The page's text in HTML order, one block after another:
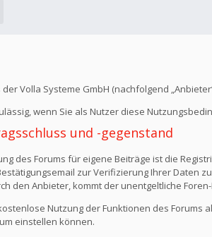
Volla Systeme GmbH (nachfolgend
wenn Sie als Nutzer diese
und -gegenstand
des Forums für eigene Beiträge ist die
zur Verifizierung Ihrer Daten
den Anbieter, kommt der unentgeltliche
Nutzung der Funktionen des Forums
einstellen können.